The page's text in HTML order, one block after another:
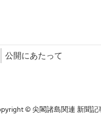
公開にあたって
© 尖閣諸島関連 新聞記